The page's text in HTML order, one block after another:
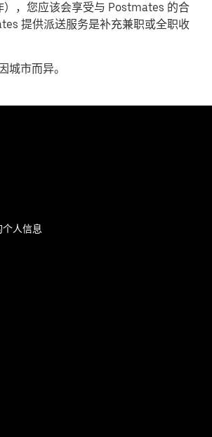
），您应该会享受与 Postmates 的合
提供派送服务是补充兼职或全职收
城市而异。
人信息